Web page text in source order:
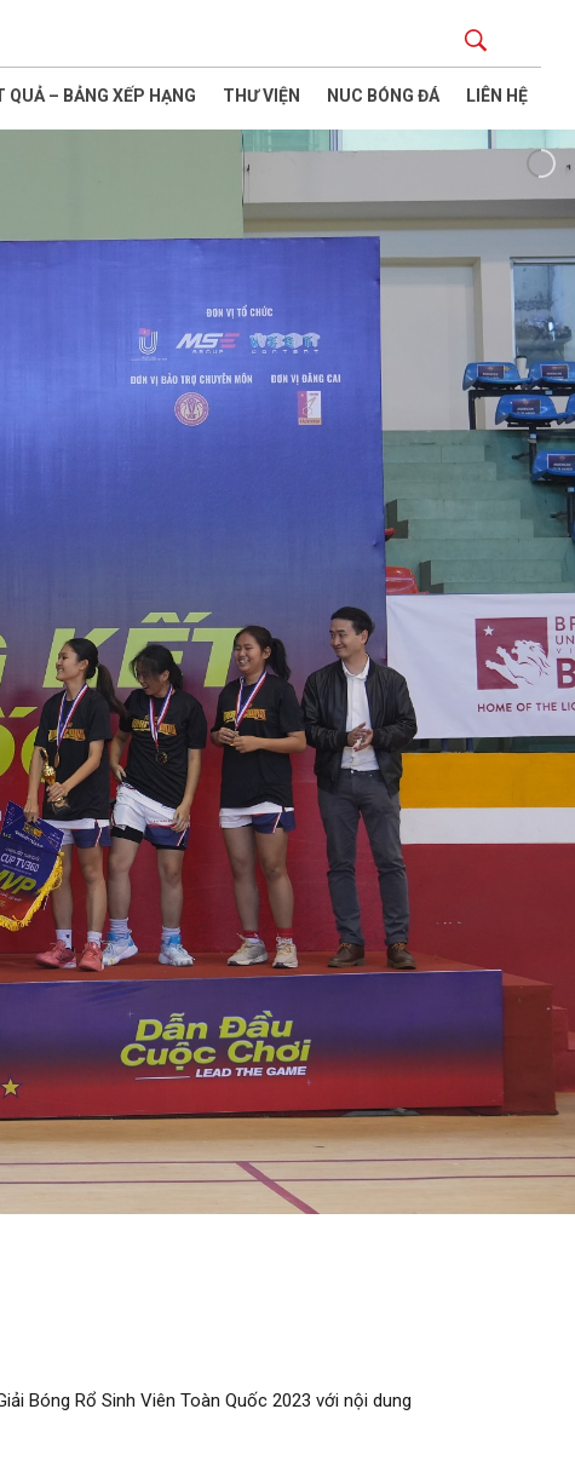
QUẢ – BẢNG XẾP HẠNG THƯ VIỆN NUC BÓNG ĐÁ LIÊN HỆ
Bóng Rổ Sinh Viên Toàn Quốc 2023 với nội dung